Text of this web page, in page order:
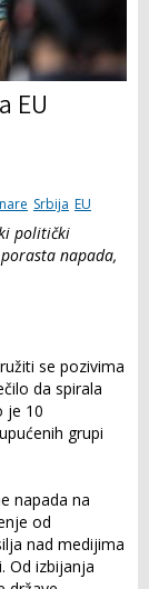
EU
Srbija EU
politički
napada,
se pozivima
da spirala
je 10
grupi
napada na
od
nad medijima
Od izbijanja